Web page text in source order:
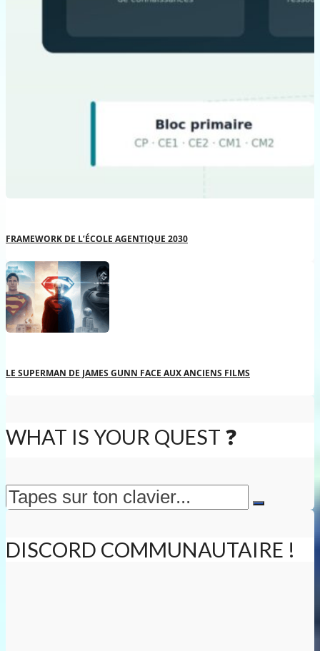
FRAMEWORK DE L’ÉCOLE AGENTIQUE 2030
LE SUPERMAN DE JAMES GUNN FACE AUX ANCIENS FILMS
WHAT IS YOUR QUEST ❓
DISCORD COMMUNAUTAIRE !